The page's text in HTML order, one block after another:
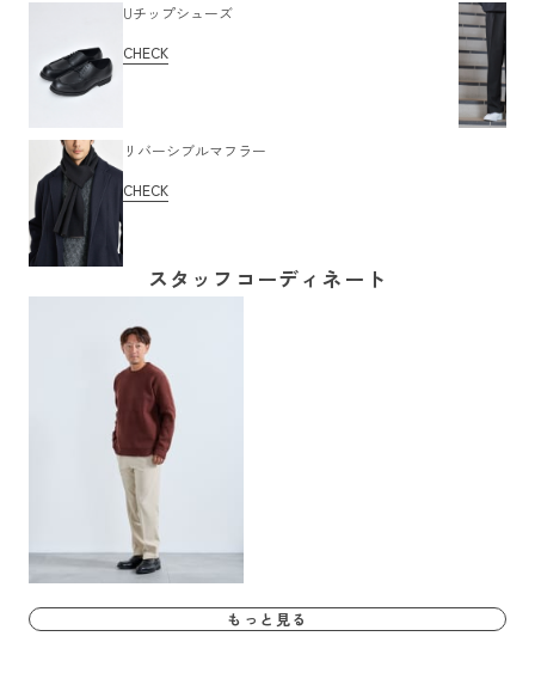
Uチップシューズ
CHECK
リバーシブルマフラー
CHECK
スタッフコーディネート
もっと見る